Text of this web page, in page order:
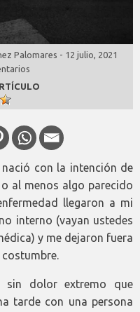
Palomares - 12 julio, 2021
con la intención de
al menos algo parecido
llegaron a mi
interno (vayan ustedes
y me dejaron fuera
sin dolor extremo que
tarde con una persona